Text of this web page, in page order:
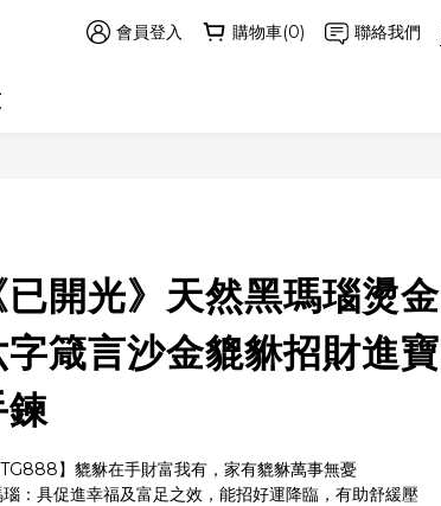
會員登入 購物車(0) 聯絡我們
已開光》天然黑瑪瑙燙金
字箴言沙金貔貅招財進寶
鍊
】貔貅在手財富我有，家有貔貅萬事無憂
：具促進幸福及富足之效，能招好運降臨，有助舒緩壓